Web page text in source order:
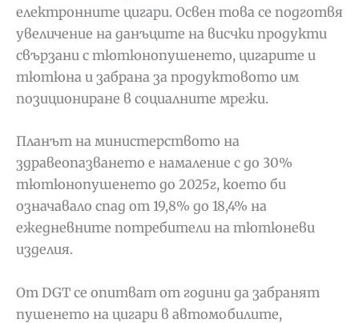
електронните цигари. Освен това се подготвя
увеличение на данъците на висчки продукти
свързани с тютюнопушенето, цигарите и
тютюна и забрана за продуктовото им
позициониране в социалните мрежи.
Планът на министерството на
здравеопазването е намаление с до 30%
тютюнопушенето до 2025г, което би
означавало спад от 19,8% до 18,4% на
ежедневните потребители на тютюневи
изделия.
От DGT се опитват от години да забранят
пушенето на цигари в автомобилите,